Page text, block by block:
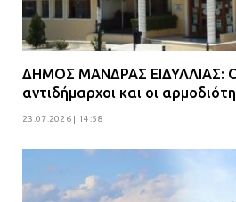
ΔΗΜΟΣ ΜΑΝΔΡΑΣ ΕΙΔΥΛΛΙΑΣ:
αντιδήμαρχοι και οι
23.07.2026 | 14:58